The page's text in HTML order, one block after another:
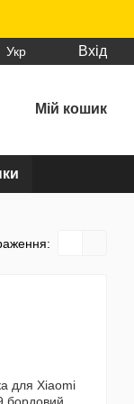
Укр Вхід
Мій кошик